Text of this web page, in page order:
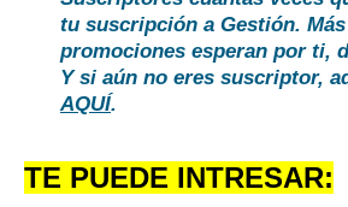
tu suscripción a Gestión. Más
promociones esperan por ti,
Y si aún no eres suscriptor,
AQUÍ.
TE PUEDE INTRESAR: